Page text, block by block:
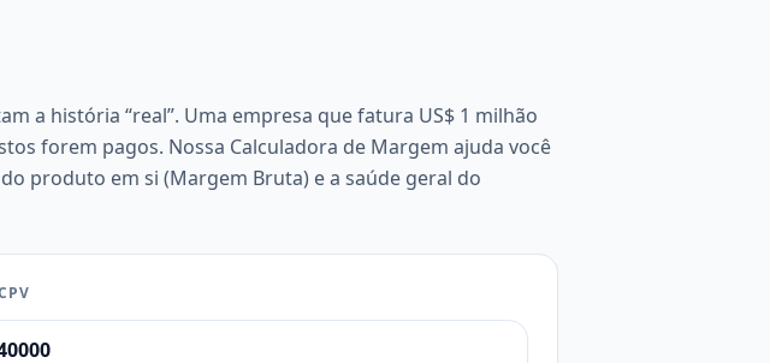
a história “real”. Uma empresa que fatura US$ 1 milhão
forem pagos. Nossa Calculadora de Margem ajuda você
produto em si (Margem Bruta) e a saúde geral do